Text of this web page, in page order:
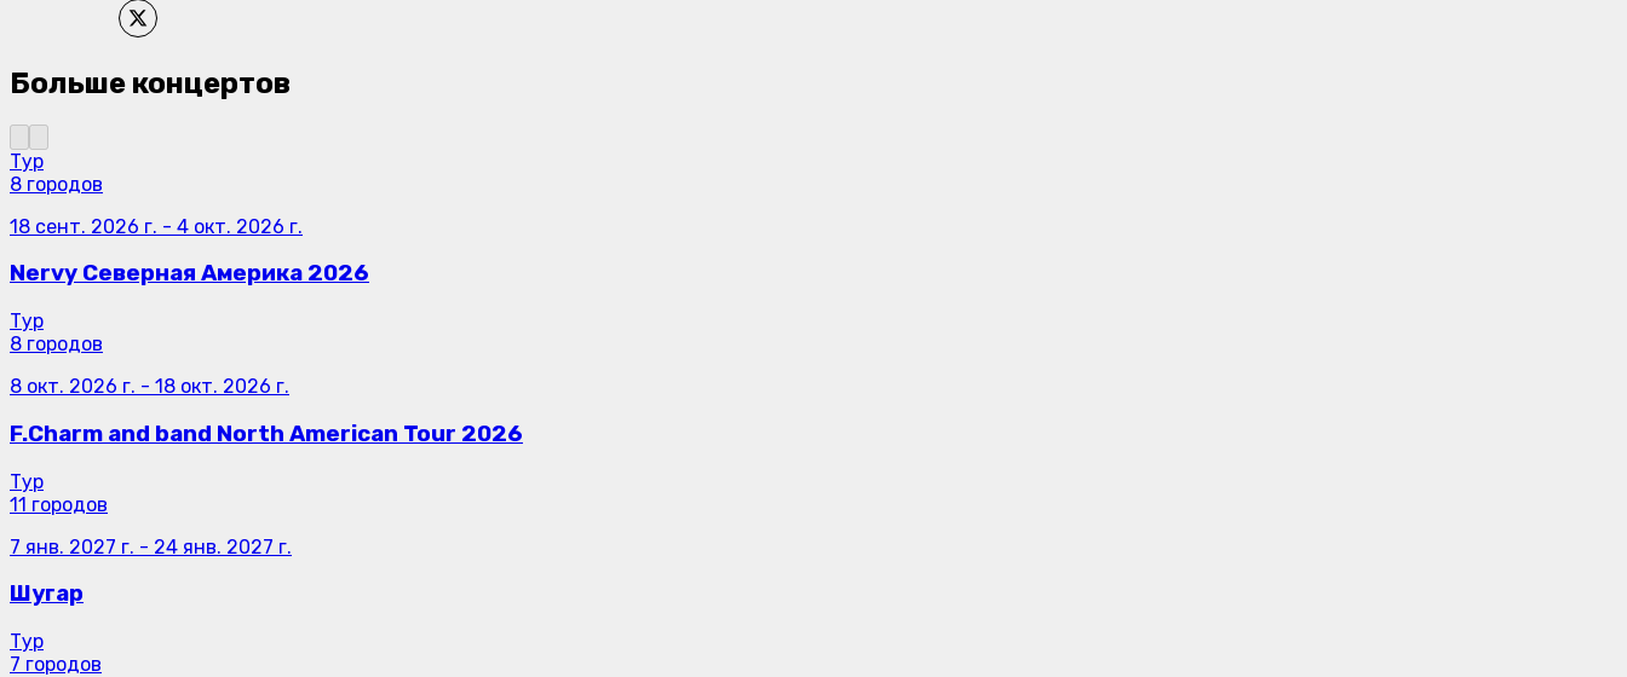
Больше концертов
Тур
8 городов
18 сент. 2026 г. - 4 окт. 2026 г.
Nervy Северная Америка 2026
Тур
8 городов
8 окт. 2026 г. - 18 окт. 2026 г.
F.Charm and band North American Tour 2026
Тур
11 городов
7 янв. 2027 г. - 24 янв. 2027 г.
Шугар
Тур
7 городов